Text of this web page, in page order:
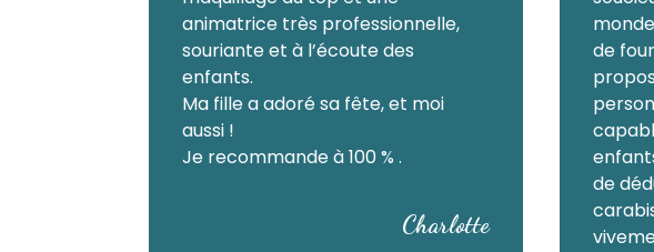
animatrice très professionnelle,
souriante et à l’écoute des
enfants.
Ma fille a adoré sa fête, et moi
aussi !
Je recommande à 100 % .
Charlotte
de
de